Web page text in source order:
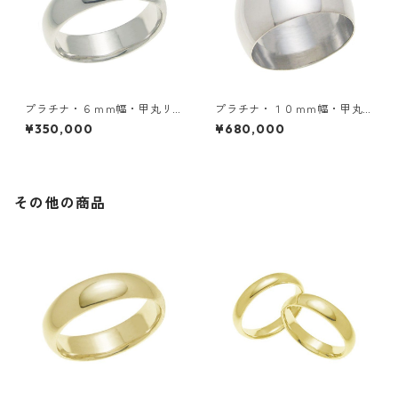
プラチナ・６ｍｍ幅・甲丸リ
ング
¥350,000
プラチナ・１０ｍｍ幅・甲丸
リング
¥680,000
その他の商品